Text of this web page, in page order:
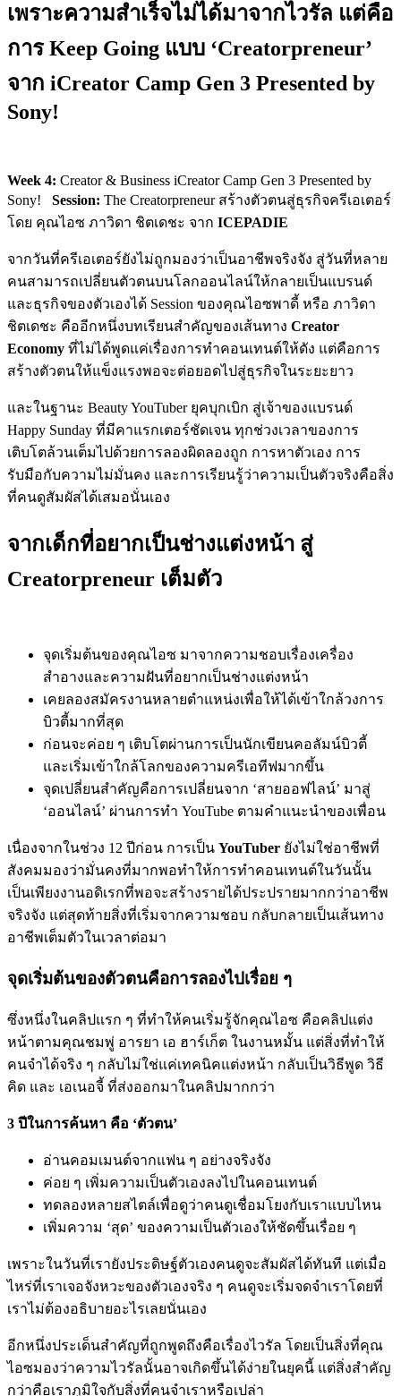
เพราะความสำเร็จไม่ได้มาจากไวรัล แต่คือ
การ Keep Going แบบ ‘Creatorpreneur’
จาก iCreator Camp Gen 3 Presented by
Sony!
Week 4: Creator & Business iCreator Camp Gen 3 Presented by
Sony!
Session: The Creatorpreneur สร้างตัวตนสู่ธุรกิจครีเอเตอร์
โดย คุณไอซ ภาวิดา ชิตเดชะ จาก ICEPADIE
จากวันที่ครีเอเตอร์ยังไม่ถูกมองว่าเป็นอาชีพจริงจัง สู่วันที่หลาย
คนสามารถเปลี่ยนตัวตนบนโลกออนไลน์ให้กลายเป็นแบรนด์
และธุรกิจของตัวเองได้ Session ของคุณไอซพาดี้ หรือ ภาวิดา
ชิตเดชะ คืออีกหนึ่งบทเรียนสำคัญของเส้นทาง Creator
Economy ที่ไม่ได้พูดแค่เรื่องการทำคอนเทนต์ให้ดัง แต่คือการ
สร้างตัวตนให้แข็งแรงพอจะต่อยอดไปสู่ธุรกิจในระยะยาว
และในฐานะ Beauty YouTuber ยุคบุกเบิก สู่เจ้าของแบรนด์
Happy Sunday ที่มีคาแรกเตอร์ชัดเจน ทุกช่วงเวลาของการ
เติบโตล้วนเต็มไปด้วยการลองผิดลองถูก การหาตัวเอง การ
รับมือกับความไม่มั่นคง และการเรียนรู้ว่าความเป็นตัวจริงคือสิ่ง
ที่คนดูสัมผัสได้เสมอนั่นเอง
จากเด็กที่อยากเป็นช่างแต่งหน้า สู่
Creatorpreneur เต็มตัว
จุดเริ่มต้นของคุณไอซ มาจากความชอบเรื่องเครื่อง
สำอางและความฝันที่อยากเป็นช่างแต่งหน้า
เคยลองสมัครงานหลายตำแหน่งเพื่อให้ได้เข้าใกล้วงการ
บิวตี้มากที่สุด
ก่อนจะค่อย ๆ เติบโตผ่านการเป็นนักเขียนคอลัมน์บิวตี้
และเริ่มเข้าใกล้โลกของความครีเอทีฟมากขึ้น
จุดเปลี่ยนสำคัญคือการเปลี่ยนจาก ‘สายออฟไลน์’ มาสู่
‘ออนไลน์’ ผ่านการทำ YouTube ตามคำแนะนำของเพื่อน
เนื่องจากในช่วง 12 ปีก่อน การเป็น YouTuber ยังไม่ใช่อาชีพที่
สังคมมองว่ามั่นคงที่มากพอทำให้การทำคอนเทนต์ในวันนั้น
เป็นเพียงงานอดิเรกที่พอจะสร้างรายได้ประปรายมากกว่าอาชีพ
จริงจัง แต่สุดท้ายสิ่งที่เริ่มจากความชอบ กลับกลายเป็นเส้นทาง
อาชีพเต็มตัวในเวลาต่อมา
จุดเริ่มต้นของตัวตนคือการลองไปเรื่อย ๆ
ซึ่งหนึ่งในคลิปแรก ๆ ที่ทำให้คนเริ่มรู้จักคุณไอซ คือคลิปแต่ง
หน้าตามคุณชมพู่ อารยา เอ ฮาร์เก็ต ในงานหมั้น แต่สิ่งที่ทำให้
คนจำได้จริง ๆ กลับไม่ใช่แค่เทคนิคแต่งหน้า กลับเป็นวิธีพูด วิธี
คิด และ เอเนอจี้ ที่ส่งออกมาในคลิปมากกว่า
3 ปีในการค้นหา คือ ‘ตัวตน’
อ่านคอมเมนต์จากแฟน ๆ อย่างจริงจัง
ค่อย ๆ เพิ่มความเป็นตัวเองลงไปในคอนเทนต์
ทดลองหลายสไตล์เพื่อดูว่าคนดูเชื่อมโยงกับเราแบบไหน
เพิ่มความ ‘สุด’ ของความเป็นตัวเองให้ชัดขึ้นเรื่อย ๆ
เพราะในวันที่เรายังประดิษฐ์ตัวเองคนดูจะสัมผัสได้ทันที แต่เมื่อ
ไหร่ที่เราเจอจังหวะของตัวเองจริง ๆ คนดูจะเริ่มจดจำเราโดยที่
เราไม่ต้องอธิบายอะไรเลยนั่นเอง
อีกหนึ่งประเด็นสำคัญที่ถูกพูดถึงคือเรื่องไวรัล โดยเป็นสิ่งที่คุณ
ไอซมองว่าความไวรัลนั้นอาจเกิดขึ้นได้ง่ายในยุคนี้ แต่สิ่งสำคัญ
กว่าคือเราภูมิใจกับสิ่งที่คนจำเราหรือเปล่า